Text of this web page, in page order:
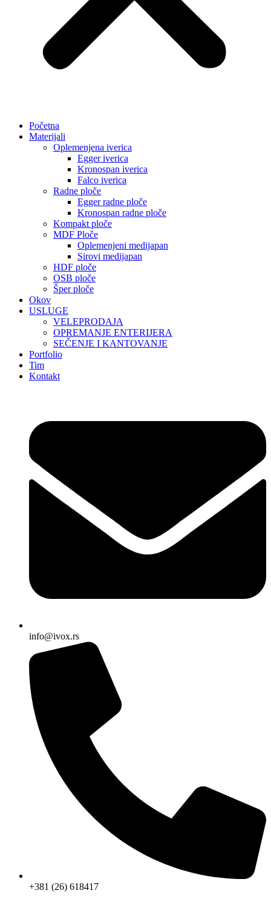
Početna
Materijali
Oplemenjena iverica
Egger iverica
Kronospan iverica
Falco iverica
Radne ploče
Egger radne ploče
Kronospan radne ploče
Kompakt ploče
MDF Ploče
Oplemenjeni medijapan
Sirovi medijapan
HDF ploče
OSB ploče
Šper ploče
Okov
USLUGE
VELEPRODAJA
OPREMANJE ENTERIJERA
SEČENJE I KANTOVANJE
Portfolio
Tim
Kontakt
info@ivox.rs
+381 (26) 618417